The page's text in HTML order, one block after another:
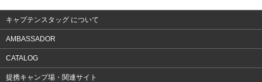
キャプテンスタッグ について
AMBASSADOR
CATALOG
提携キャンプ場・関連サイト